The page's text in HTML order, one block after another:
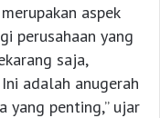
aspek
perusahaan yang
saja,
adalah anugerah
yang penting,” ujar